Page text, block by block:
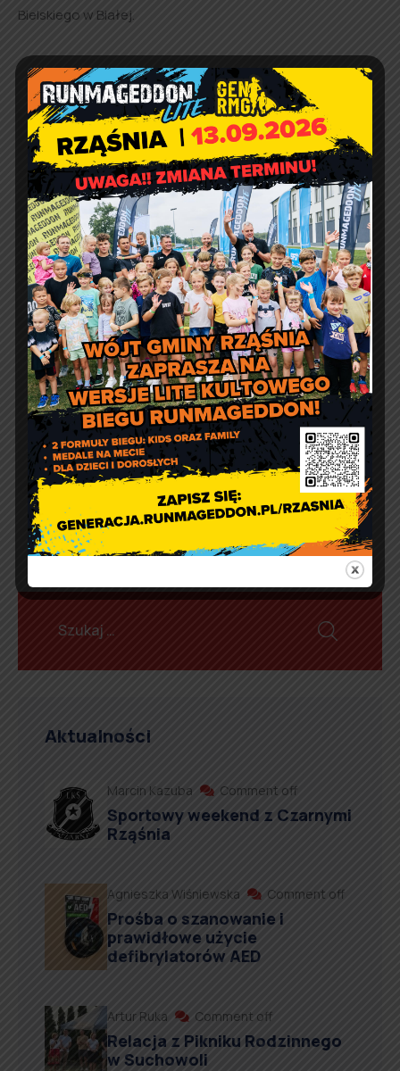
Bielskiego w Białej.
Świadczenie wspierające
dla osób z
niepełnosprawnością
Wielka Orkiestra
Świątecznej Pomocy w
naszej gminie
Aktualności
Marcin Kazuba Comment off
Sportowy weekend z Czarnymi
Rząśnia
Agnieszka Wiśniewska Comment off
Prośba o szanowanie i
prawidłowe użycie
defibrylatorów AED
Artur Ruka Comment off
Relacja z Pikniku Rodzinnego
w Suchowoli